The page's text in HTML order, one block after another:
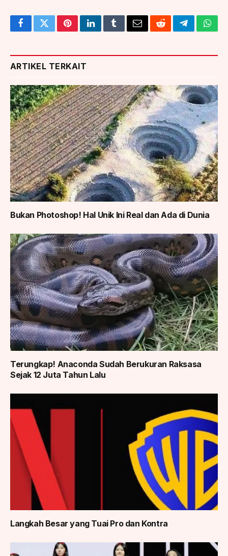
FacebookTwitterPinterestLinkedInTumblrEmailRedditTelegram
ARTIKEL TERKAIT
Bukan Photoshop! Hal Unik Ini Real dan Ada di Dunia
Terungkap! Anaconda Sudah Berukuran Raksasa
Sejak 12 Juta Tahun Lalu
Langkah Besar yang Tuai Pro dan Kontra